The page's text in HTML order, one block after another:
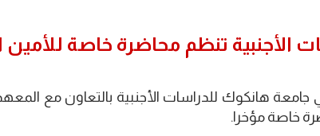
الأجنبية تنظم محاضرة خاصة للأمين
هانكوك للدراسات الأجنبية بالتعاون مع
خاصة مؤخرا.